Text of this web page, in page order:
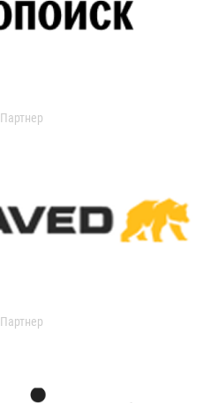
Партнер
Партнер